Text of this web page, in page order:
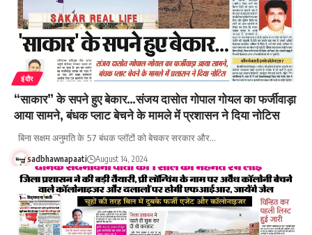
इंदौर
“साकार” के सपने हुए बेकार…संजय दासोत गोपाल गोयल का फर्जीवाड़ा
आया सामने, बंधक प्लाट बेचने के मामले में प्रशासन ने दिया नोटिस
बिना सक्षम अनुमति के 57 बंधक प्लॉटों को बेचकर सरकार और…
sadbhawnapaati August 14, 2024